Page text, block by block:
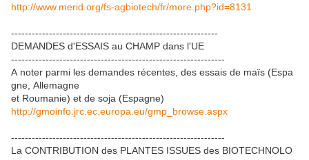
http://www.merid.org/fs-agbiotech/fr/more.php?id=8131
------------------------------------------------------------
DEMANDES d'ESSAIS au CHAMP dans l'UE
--------------------------------------------------------------
A noter parmi les demandes récentes, des essais de maïs (Espa
gne, Allemagne
et Roumanie) et de soja (Espagne)
http://gmoinfo.jrc.ec.europa.eu/gmp_browse.aspx
--------------------------------------------------------------
La CONTRIBUTION des PLANTES ISSUES des BIOTECHNOLO